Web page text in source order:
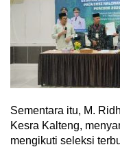
Sementara itu, M.
Kesra Kalteng,
mengikuti seleksi